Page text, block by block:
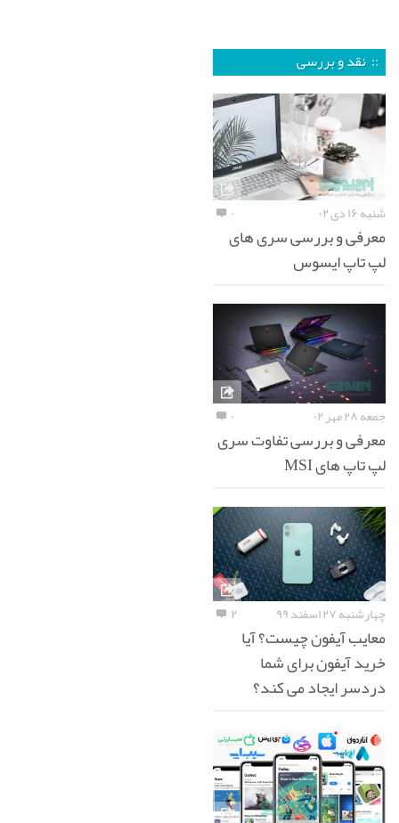
:: نقد و بررسی
شنبه ۱۶ دی ۰۲ ۰
معرفی و بررسی سری های
لپ تاپ ایسوس
جمعه ۲۸ مهر ۰۲ ۰
معرفی و بررسی تفاوت سری
لپ تاپ های MSI
چهارشنبه ۲۷ اسفند ۹۹ ۲
معایب آیفون چیست؟ آیا
خرید آیفون برای شما
دردسر ایجاد می کند؟